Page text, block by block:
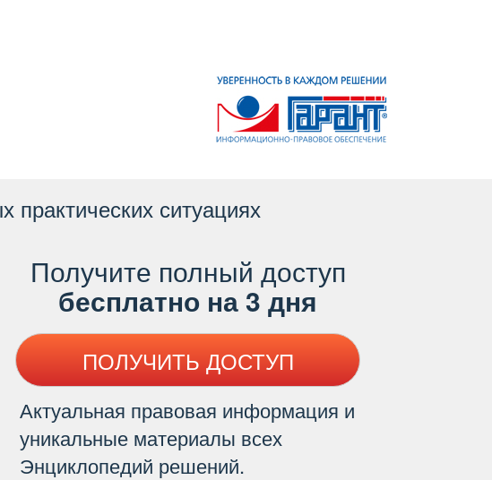
ситуациях
Получите полный доступ
есплатно на 3 дня
ПОЛУЧИТЬ ДОСТУП
Актуальная правовая информация и
уникальные материалы всех
Энциклопедий решений.